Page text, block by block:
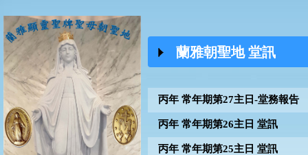
蘭雅朝聖地 堂訊
丙年 常年期第27主日-堂務報告
丙年 常年期第26主日 堂訊
丙年 常年期第25主日 堂訊